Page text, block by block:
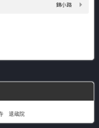
錦小路
退蔵院